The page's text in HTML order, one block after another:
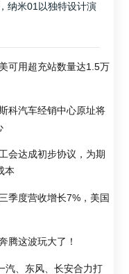
纳米01以独特设计演
可用超充站数量达1.5万
科汽车经销中心原址将
会达成初步协议，为期
本
季度营收增长7%，美国
腾这波玩大了！
汽、东风、长安合力打